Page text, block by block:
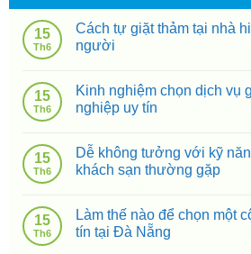
15
Th6
Cách tự giặt thảm tại nhà
người
15
Th6
Kinh nghiệm chọn dịch vụ
nghiệp uy tín
15
Th6
Dễ không tưởng với kỹ
khách sạn thường gặp
15
Th6
Làm thế nào để chọn một
tín tại Đà Nẵng